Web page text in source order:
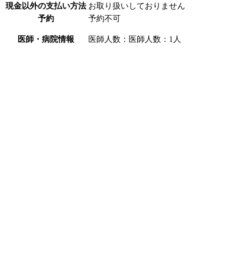
現金以外の支払い方法 お取り扱いしておりません
予約
予約不可
医師・病院情報 医師人数：医師人数：1人